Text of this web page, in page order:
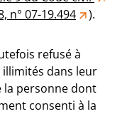
n° 07-19.494 ).
refusé à
dans leur
personne dont
consenti à la